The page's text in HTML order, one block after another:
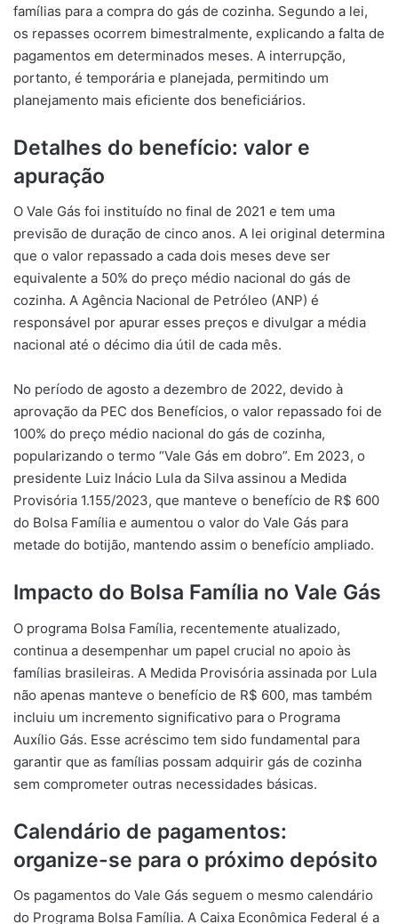
famílias para a compra do gás de cozinha. Segundo a lei,
os repasses ocorrem bimestralmente, explicando a falta de
pagamentos em determinados meses. A interrupção,
portanto, é temporária e planejada, permitindo um
planejamento mais eficiente dos beneficiários.
Detalhes do benefício: valor e
apuração
O Vale Gás foi instituído no final de 2021 e tem uma
previsão de duração de cinco anos. A lei original determina
que o valor repassado a cada dois meses deve ser
equivalente a 50% do preço médio nacional do gás de
cozinha. A Agência Nacional de Petróleo (ANP) é
responsável por apurar esses preços e divulgar a média
nacional até o décimo dia útil de cada mês.
No período de agosto a dezembro de 2022, devido à
aprovação da PEC dos Benefícios, o valor repassado foi de
100% do preço médio nacional do gás de cozinha,
popularizando o termo “Vale Gás em dobro”. Em 2023, o
presidente Luiz Inácio Lula da Silva assinou a Medida
Provisória 1.155/2023, que manteve o benefício de R$ 600
do Bolsa Família e aumentou o valor do Vale Gás para
metade do botijão, mantendo assim o benefício ampliado.
Impacto do Bolsa Família no Vale Gás
O programa Bolsa Família, recentemente atualizado,
continua a desempenhar um papel crucial no apoio às
famílias brasileiras. A Medida Provisória assinada por Lula
não apenas manteve o benefício de R$ 600, mas também
incluiu um incremento significativo para o Programa
Auxílio Gás. Esse acréscimo tem sido fundamental para
garantir que as famílias possam adquirir gás de cozinha
sem comprometer outras necessidades básicas.
Calendário de pagamentos:
organize-se para o próximo depósito
Os pagamentos do Vale Gás seguem o mesmo calendário
do Programa Bolsa Família. A Caixa Econômica Federal é a